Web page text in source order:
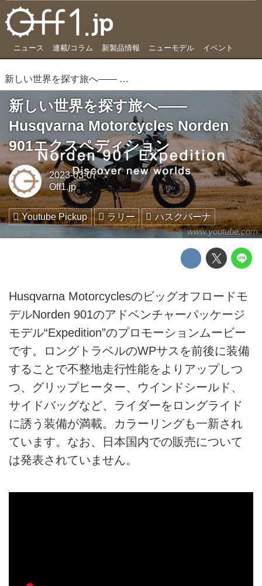
ニュース 連載/コラム 新製品情報 ニューモデル イベント
新しい世界を探す旅へ―― Husqvarna Motorcycles Norden 901エクスペディション
www.youtube.com
新しい世界を探す旅へ――
Husqvarna Motorcycles Norden
901エクスペディション
2023-03-07
Off1.jp
Youtube Pickup ラリー ハスクバーナ
Husqvarna Motorcyclesのビッグオフロードモ
デルNorden 901のアドベンチャーパッケージ
モデル“Expedition”のプロモーションムービー
です。ロングトラベルのWPサスを前後に装備
することで不整地走行性能をよりアップしつ
つ、グリップヒーター、ウインドシールド、
サイドバッグなど、ライダーをロングライド
に誘う装備が満載。カラーリングも一新され
ています。なお、日本国内での販売について
は発表されていません。